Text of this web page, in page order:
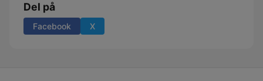
Del på
Facebook X